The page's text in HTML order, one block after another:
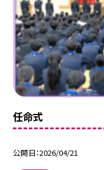
任命式
公開日 2026/04/21